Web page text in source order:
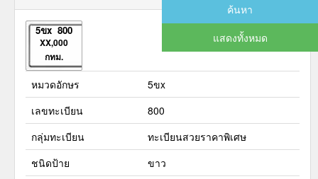
5ขx 800
XX,000
กทม.
หมวดอักษร
5ขx
เลขทะเบียน
800
กลุ่มทะเบียน
ทะเบียนสวยราคาพิเศษ
ชนิดป้าย
ขาว
ค้นหา
แสดงทั้งหมด